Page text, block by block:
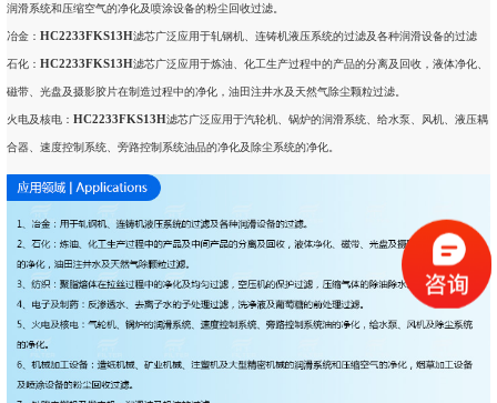
润滑系统和压缩空气的净化及喷涂设备的粉尘回收过滤。
冶金： HC2233FKS13H滤芯广泛应用于轧钢机、连铸机液压系统的过滤及各种润滑设备的过滤
石化： HC2233FKS13H滤芯广泛应用于炼油、化工生产过程中的产品的分离及回收，液体净化、
磁带、光盘及摄影胶片在制造过程中的净化，油田注井水及天然气除尘颗粒过滤。
火电及核电： HC2233FKS13H滤芯广泛应用于汽轮机、锅炉的润滑系统、给水泵、风机、液压耦
合器、速度控制系统、旁路控制系统油品的净化及除尘系统的净化。